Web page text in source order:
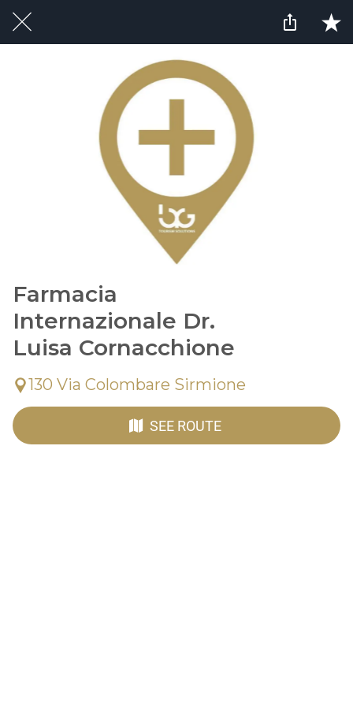
Farmacia
Internazionale Dr.
Luisa Cornacchione
130 Via Colombare Sirmione
SEE ROUTE